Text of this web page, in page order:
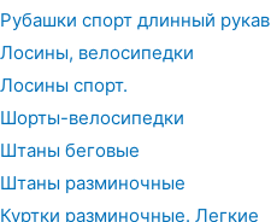
Рубашки спорт длинный рукав
Лосины, велосипедки
Лосины спорт.
Шорты-велосипедки
Штаны беговые
Штаны разминочные
Куртки разминочные. Легкие